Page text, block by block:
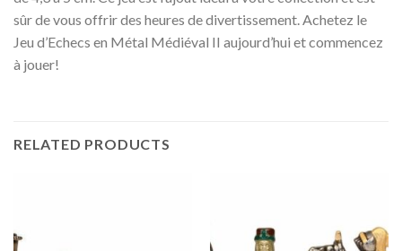
sûr de vous offrir des heures de divertissement. Achetez le
Jeu d’Echecs en Métal Médiéval II aujourd’hui et commencez
à jouer!
RELATED PRODUCTS